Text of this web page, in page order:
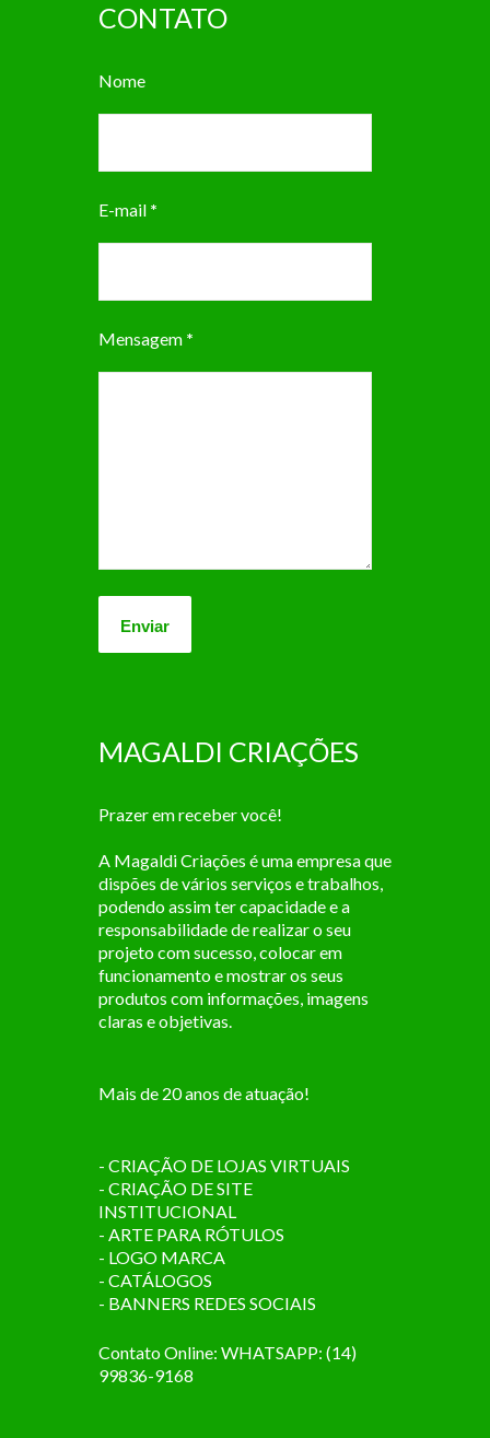
CONTATO
Nome
E-mail *
Mensagem *
MAGALDI CRIAÇÕES
Prazer em receber você!
A Magaldi Criações é uma empresa que
dispões de vários serviços e trabalhos,
podendo assim ter capacidade e a
responsabilidade de realizar o seu
projeto com sucesso, colocar em
funcionamento e mostrar os seus
produtos com informações, imagens
claras e objetivas.
Mais de 20 anos de atuação!
- CRIAÇÃO DE LOJAS VIRTUAIS
- CRIAÇÃO DE SITE
INSTITUCIONAL
- ARTE PARA RÓTULOS
- LOGO MARCA
- CATÁLOGOS
- BANNERS REDES SOCIAIS
Contato Online: WHATSAPP: (14)
99836-9168